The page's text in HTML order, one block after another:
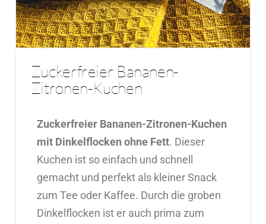
Zuckerfreier Bananen-
Zitronen-Kuchen
Zuckerfreier Bananen-Zitronen-Kuchen
mit Dinkelflocken ohne Fett. Dieser
Kuchen ist so einfach und schnell
gemacht und perfekt als kleiner Snack
zum Tee oder Kaffee. Durch die groben
Dinkelflocken ist er auch prima zum